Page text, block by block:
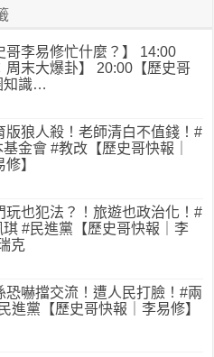
哥李易修忙什麼？】 14:00
周末大爆卦】 20:00【歷史哥
知識…
版狼人殺！老師清白不值錢！#
金會 #教改【歷史哥快報｜
】
玩也犯法？！旅遊也政治化！#
#民進黨【歷史哥快報｜李
克
恐嚇擋交流！遭人民打臉！#兩
進黨【歷史哥快報｜李易修】